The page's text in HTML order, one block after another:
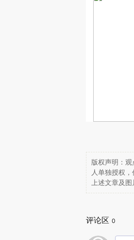
版权声明：
人单独授权
上述文章及图
评论区 0